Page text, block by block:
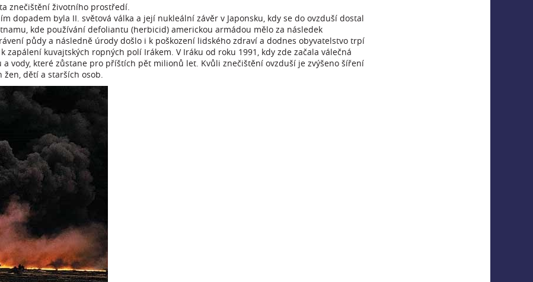
znečištění životního prostředí.
dopadem byla II. světová válka a její nukleální závěr v Japonsku, kdy se do ovzduší dostal
kde používání defoliantu (herbicid) americkou armádou mělo za následek
půdy a následně úrody došlo i k poškození lidského zdraví a dodnes obyvatelstvo trpí
zapálení kuvajtských ropných polí Irákem. V Iráku od roku 1991, kdy zde začala válečná
vody, které zůstane pro příštích pět milionů let. Kvůli znečištění ovzduší je zvýšeno šíření
dětí a starších osob.